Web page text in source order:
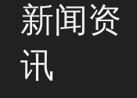
新闻资
讯